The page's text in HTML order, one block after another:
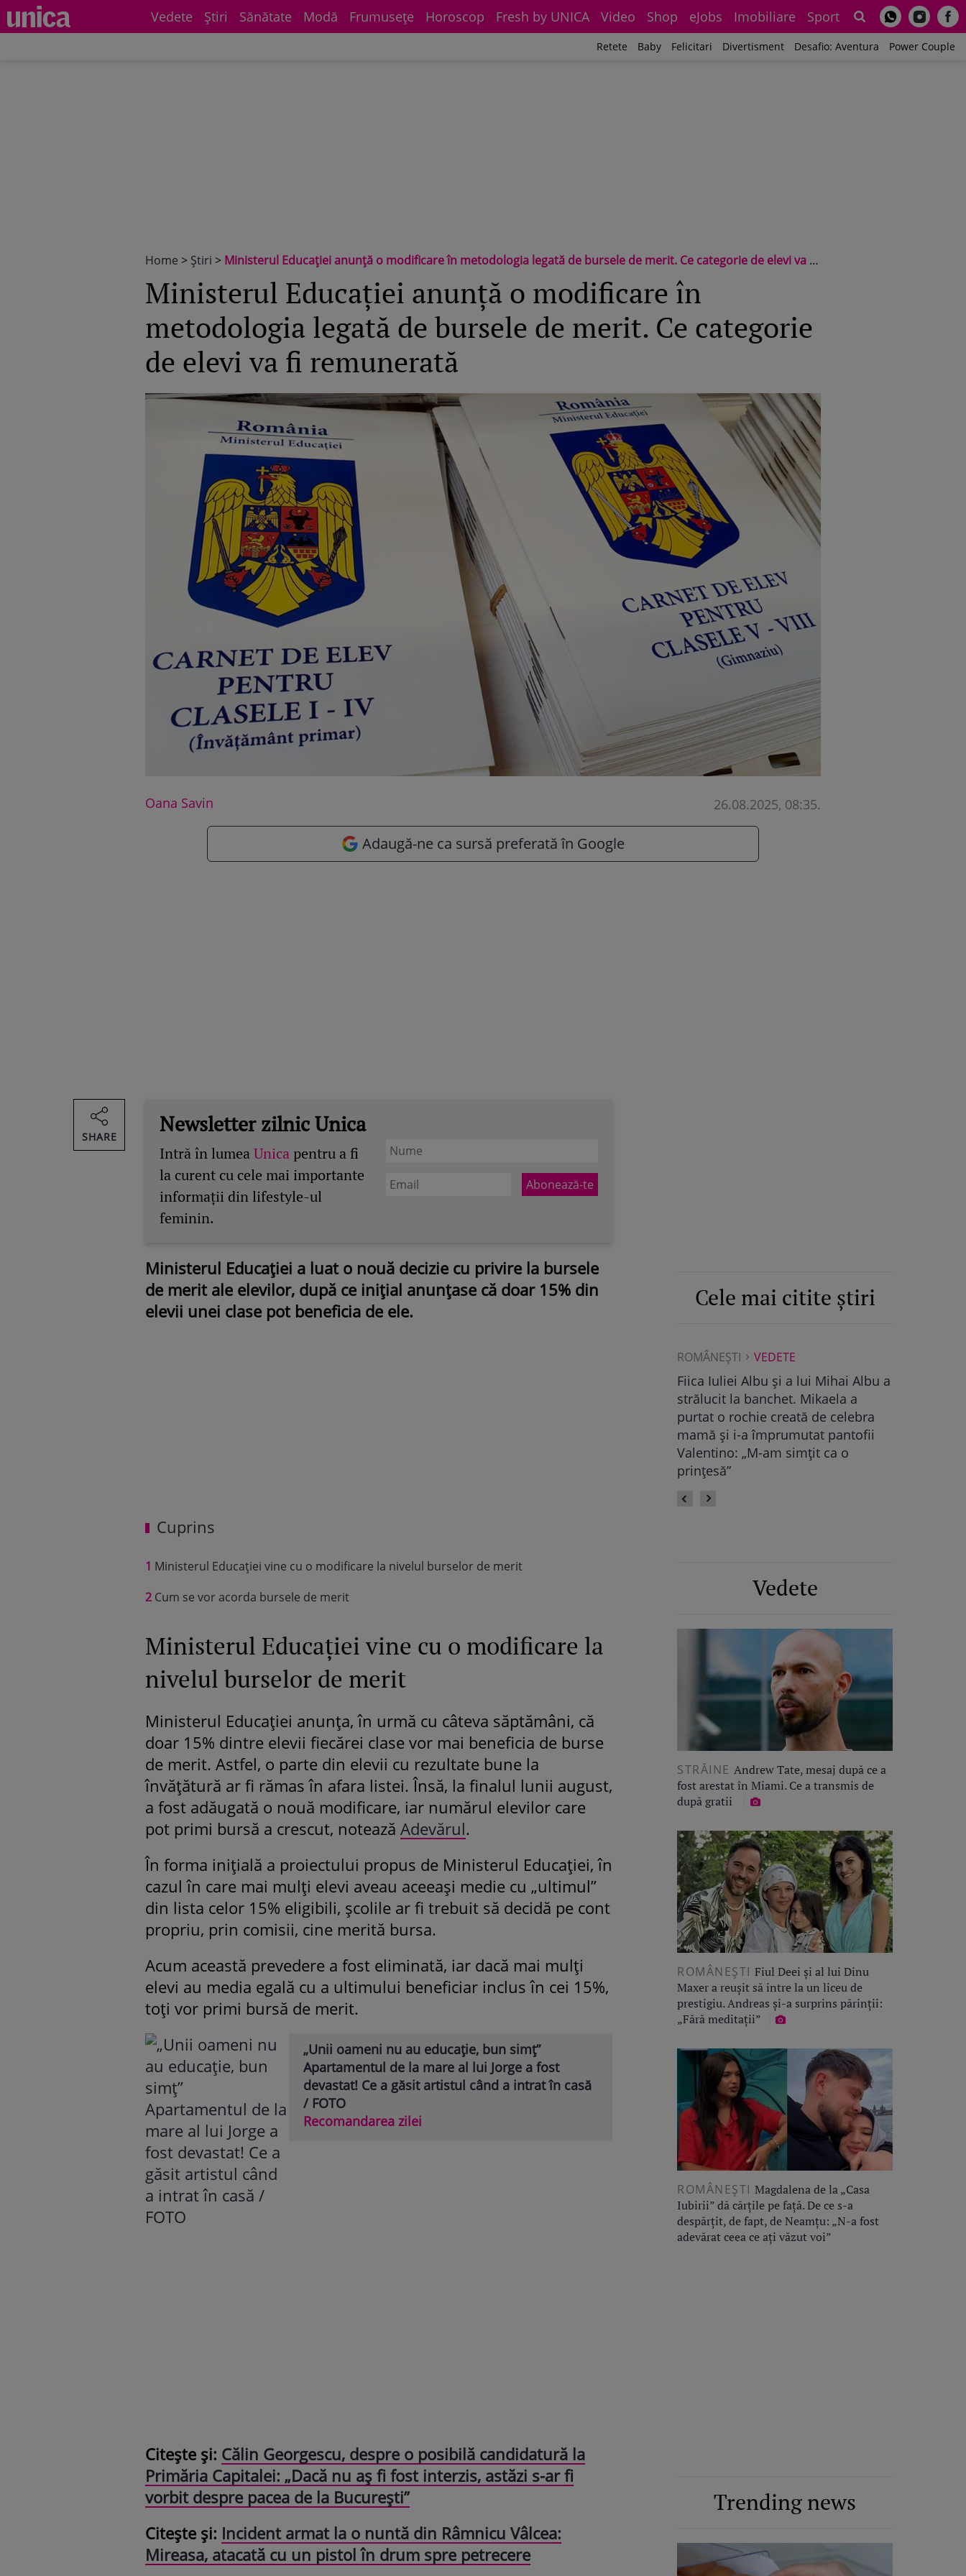
Vedete Știri Sănătate Modă Frumuseţe Horoscop Fresh by UNICA Video Shop eJobs Imobiliare Sport
Retete Baby Felicitari Divertisment Desafio: Aventura Power Couple
Home > Știri > Ministerul Educației anunță o modificare în metodologia legată de bursele de merit. Ce categorie de elevi va fi remunerată
Ministerul Educației anunță o modificare în
metodologia legată de bursele de merit. Ce categorie
de elevi va fi remunerată
Oana Savin 26.08.2025, 08:35.
Adaugă-ne ca sursă preferată în Google
Newsletter zilnic Unica
Intră în lumeaUnica pentru a fi
la curent cu cele mai importante
informații din lifestyle-ul
feminin.
Ministerul Educației a luat o nouă decizie cu privire la bursele
de merit ale elevilor, după ce inițial anunțase că doar 15% din
elevii unei clase pot beneficia de ele.
Cuprins
1 Ministerul Educației vine cu o modificare la nivelul burselor de merit
2 Cum se vor acorda bursele de merit
Ministerul Educației vine cu o modificare la
nivelul burselor de merit
Ministerul Educației anunța, în urmă cu câteva săptămâni, că
doar 15% dintre elevii fiecărei clase vor mai beneficia de burse
de merit. Astfel, o parte din elevii cu rezultate bune la
învățătură ar fi rămas în afara listei. Însă, la finalul lunii august,
a fost adăugată o nouă modificare, iar numărul elevilor care
pot primi bursă a crescut, notează Adevărul.
În forma inițială a proiectului propus de Ministerul Educației, în
cazul în care mai mulți elevi aveau aceeași medie cu „ultimul”
din lista celor 15% eligibili, școlile ar fi trebuit să decidă pe cont
propriu, prin comisii, cine merită bursa.
Acum această prevedere a fost eliminată, iar dacă mai mulți
elevi au media egală cu a ultimului beneficiar inclus în cei 15%,
toți vor primi bursă de merit.
„Unii oameni nu au educație, bun simț”
Apartamentul de la mare al lui Jorge a fost
devastat! Ce a găsit artistul când a intrat în casă
/ FOTO
Recomandarea zilei
Citește și: Călin Georgescu, despre o posibilă candidatură la
Primăria Capitalei: „Dacă nu aș fi fost interzis, astăzi s-ar fi
vorbit despre pacea de la București”
Citește și: Incident armat la o nuntă din Râmnicu Vâlcea:
Mireasa, atacată cu un pistol în drum spre petrecere
SHARE
Cele mai citite știri
ROMÂNEŞTI VEDETE
Maya Castellano, show cu trupa de
dans. Cum și-a surprins Antonia
fiica: „Atât de mândră”
Vedete
STRĂINE Andrew Tate, mesaj după ce a
fost arestat în Miami. Ce a transmis de
după gratii
ROMÂNEŞTI Fiul Deei și al lui Dinu
Maxer a reușit să intre la un liceu de
prestigiu. Andreas și-a surprins părinții:
„Fără meditații”
ROMÂNEŞTI Magdalena de la „Casa
Iubirii” dă cărțile pe față. De ce s-a
despărțit, de fapt, de Neamțu: „N-a fost
adevărat ceea ce ați văzut voi”
Trending news